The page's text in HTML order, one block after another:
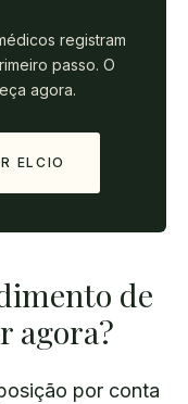
registram
passo. O
agora.
ELCIO
de
agora?
por conta